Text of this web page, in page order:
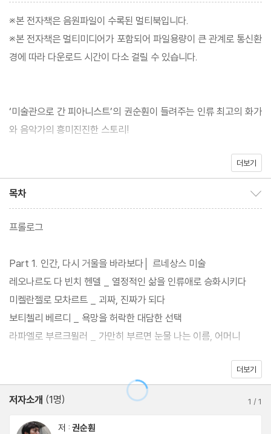
※본 전자책은 음원파일이 수록된 멀티북입니다.
※본 전자책은 멀티미디어가 포함되어 파일용량이 큰 관계로 통신환
경에 따라 다운로드 시간이 다소 걸릴 수 있습니다.
‘미술관으로 간 피아니스트’의 권순훤이 들려주는 인류 최고의 화가
와 음악가의 흥미진진한 스토리!
명화 속 클래식 산책『나는 클림트를 보면 베토벤이 들린다』. 현대 클
으로 펴내었다. 가수 보아의 큰오빠로도 유명한 피아니스트 권순훤
교수는 연주와 편곡, 해설까지 혼자 도맡아 수년 간 진행해 온 자신
사랑한 음악가와 화가들을 환상의 짝꿍으로 엮어 62점의 명화와 6
7곡의 클래식 음악을 보여주고 들려준다.
미켈란젤로와 모차르트, 보티첼리와 베르디, 렘브란트와 바흐, 모네
와 슈베르트 등 ‘환상의 짝꿍’이 된 이들 사이에 무슨 일이 일어난 것
우리의 눈과 귀를 황홀하게 해준다. 저자는 음악사와 미술사, 서양사
를 쉽게 한눈에 펼쳐 보이며 쉬운 설명과 깊이 있는 통찰로 클래식이
어렵다는 편견을 깨버린다.
더보기
목차
프롤로그
Part 1. 인간, 다시 거울을 바라보다│ 르네상스 미술
레오나르도 다 빈치 헨델 _ 열정적인 삶을 인류애로 승화시키다
미켈란젤로 모차르트 _ 괴짜, 진짜가 되다
보티첼리 베르디 _ 욕망을 허락한 대담한 선택
라파엘로 부르크뮐러 _ 가만히 부르면 눈물 나는 이름, 어머니
루벤스 차이콥스키 _ 근면하게, 그러나 지독하게
렘브란트 바흐 _ 모든 작품은 자기성찰의 결과물이다
카라바조 사티 _ 위대한 예술은 평범한 일상에서 시작된다
더보기
저자소개 (1명) 1 /1
저 : 권순훤